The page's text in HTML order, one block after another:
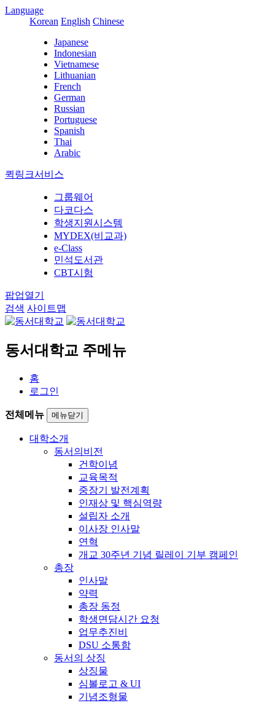
Language
Korean English Chinese
Japanese
Indonesian
Vietnamese
Lithuanian
French
German
Russian
Portuguese
Spanish
Thai
Arabic
퀵링크서비스
그룹웨어
다코다스
학생지원시스템
MYDEX(비교과)
e-Class
민석도서관
CBT시험
팝업열기
검색 사이트맵
동서대학교 주메뉴
홈
로그인
전체메뉴 메뉴닫기
대학소개
동서의비전
건학이념
교육목적
중장기 발전계획
인재상 및 핵심역량
설립자 소개
이사장 인사말
연혁
개교 30주년 기념 릴레이 기부 캠페인
총장
인사말
약력
총장 동정
학생면담시간 요청
업무추진비
DSU 소통함
동서의 상징
상징물
심볼로고 & UI
기념조형물